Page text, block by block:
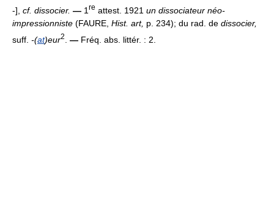
-], cf. dissocier. — 1 re attest. 1921 un dissociateur néo-
impressionniste (FAURE, Hist. art, p. 234); du rad. de dissocier,
suff. -(at)eur2 — Fréq. abs. littér. : 2.